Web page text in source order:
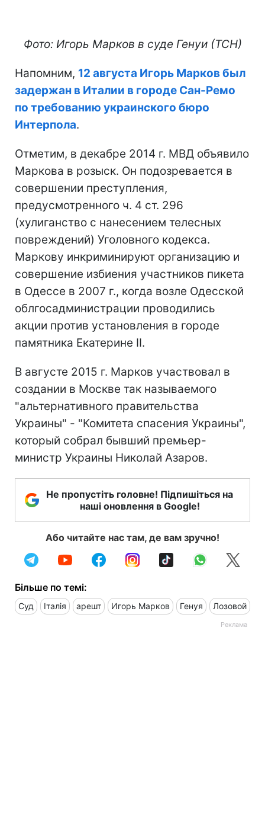
Фото: Игорь Марков в суде Генуи (ТСН)
Напомним, 12 августа Игорь Марков был
задержан в Италии в городе Сан-Ремо
по требованию украинского бюро
Интерпола.
Отметим, в декабре 2014 г. МВД объявило
Маркова в розыск. Он подозревается в
совершении преступления,
предусмотренного ч. 4 ст. 296
(хулиганство с нанесением телесных
повреждений) Уголовного кодекса.
Маркову инкриминируют организацию и
совершение избиения участников пикета
в Одессе в 2007 г., когда возле Одесской
облгосадминистрации проводились
акции против установления в городе
памятника Екатерине ІІ.
В августе 2015 г. Марков участвовал в
создании в Москве так называемого
"альтернативного правительства
Украины" - "Комитета спасения Украины",
который собрал бывший премьер-
министр Украины Николай Азаров.
Не пропустіть головне! Підпишіться на
наші оновлення в Google!
Або читайте нас там, де вам зручно!
Більше по темі:
Суд Італія арешт Игорь Марков Генуя Лозовой